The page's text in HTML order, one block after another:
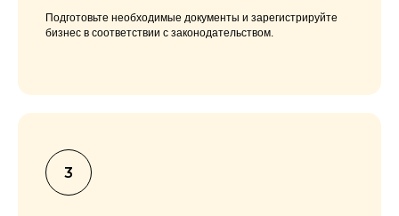
Подготовьте необходимые документы и зарегистрируйте
бизнес в соответствии с законодательством.